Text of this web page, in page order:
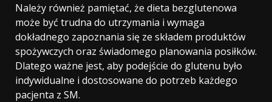
Należy również pamiętać, że dieta bezglutenowa
może być trudna do utrzymania i wymaga
dokładnego zapoznania się ze składem produktów
spożywczych oraz świadomego planowania posiłków.
Dlatego ważne jest, aby podejście do glutenu było
indywidualne i dostosowane do potrzeb każdego
pacjenta z SM.